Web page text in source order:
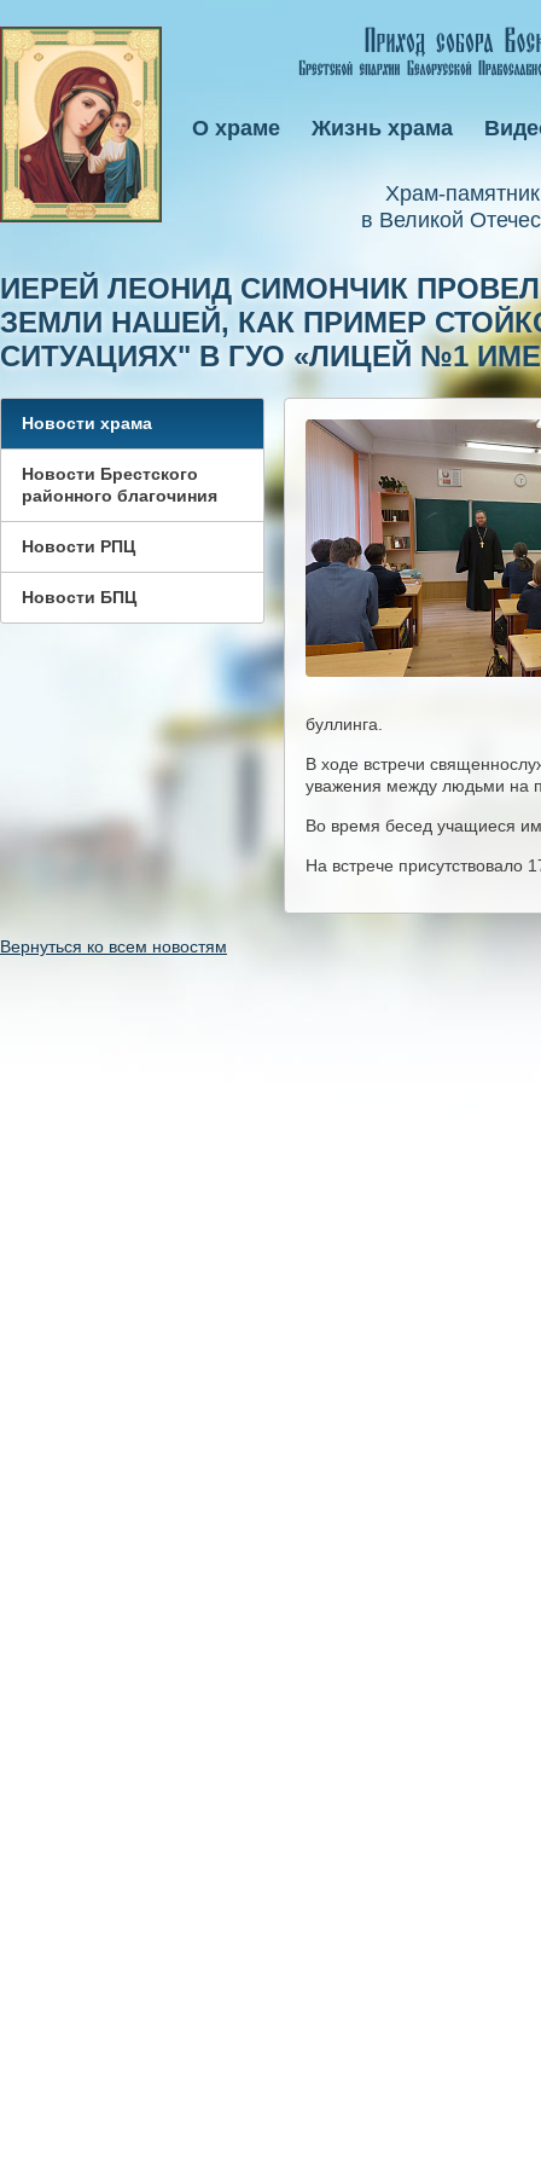
Xрам-
в Великой
О храме Жизнь храма
ИЕРЕЙ ЛЕОНИД СИМОНЧИК
ЗЕМЛИ НАШЕЙ, КАК ПРИМЕР
СИТУАЦИЯХ" В ГУО «ЛИЦЕЙ №1
Новости храма
Новости Брестского
районного благочиния
Новости РПЦ
Новости БПЦ
буллинга.
В ходе встречи
уважения между людьми на
Во время бесед учащиеся
На встрече присутствовало
Вернуться ко всем новостям